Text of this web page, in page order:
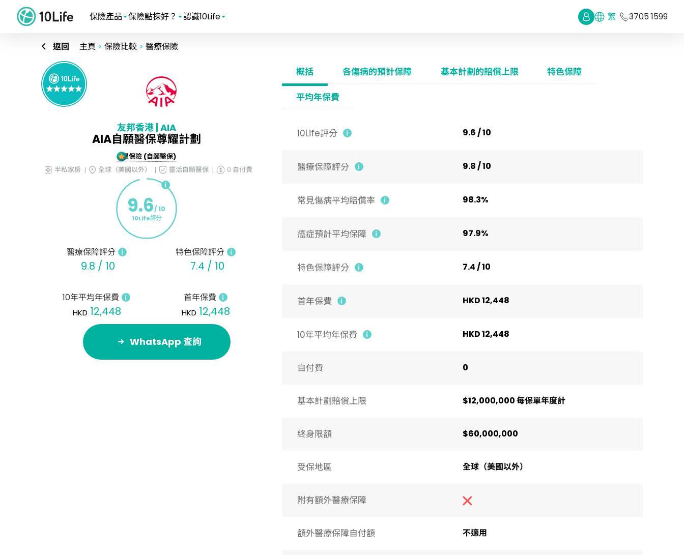
保險產品 保險點揀好？ 認識10Life 繁 3705 1599
返回 主頁 > 保險比較> 醫療保險
友邦香港 | AIA
AIA自願醫保尊耀計劃
5星保險 (自願醫保)
半私家房
全球（美國以外） 靈活自願醫保 0 自付費
9.6/ 10
10Life評分
醫療保障評分
9.8 / 10
特色保障評分
7.4 / 10
10年平均年保費
HKD 12,448
首年保費
HKD 12,448
WhatsApp 查詢
概括 各傷病的預計保障 基本計劃的賠償上限 特色保障
平均年保費
10Life評分 9.6 / 10
醫療保障評分 9.8 / 10
常見傷病平均賠償率 98.3%
癌症預計平均保障 97.9%
特色保障評分 7.4 / 10
首年保費 HKD 12,448
10年平均年保費 HKD 12,448
自付費 0
基本計劃賠償上限 $12,000,000 每保單年度計
終身限額 $60,000,000
受保地區 全球（美國以外）
附有額外醫療保障
額外醫療保障自付額 不適用